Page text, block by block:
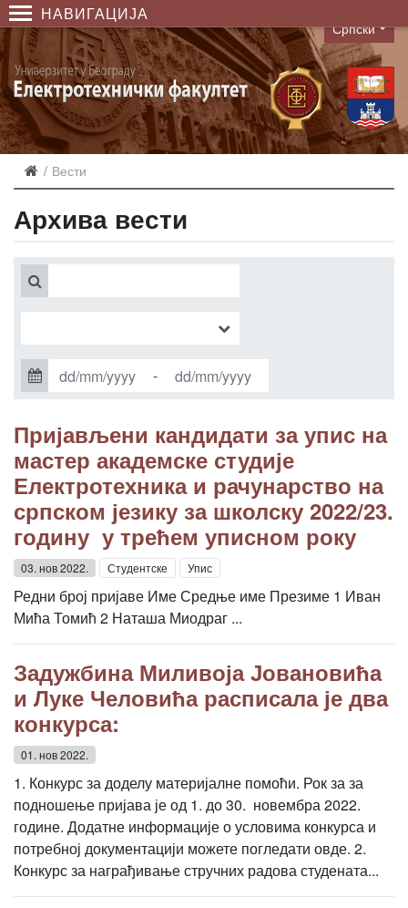
НАВИГАЦИЈА
Language
Српски
Вести
Архива вести
-
Пријављени кандидати за упис на
мастер академске студије
Електротехника и рачунарство на
српском језику за школску 2022/23.
годину у трећем уписном року
03. нов 2022. Студентске Упис
Редни број пријаве Име Средње име Презиме 1 Иван
Мића Томић 2 Наташа Миодраг ...
Задужбина Миливоја Јовановића
и Луке Человића расписала је два
конкурса:
01. нов 2022.
1. Конкурс за доделу материјалне помоћи. Рок за за
подношење пријава је од 1. до 30. новембра 2022.
године. Додатне информације о условима конкурса и
потребној документацији можете погледати овде. 2.
Конкурс за награђивање стручних радова студената...